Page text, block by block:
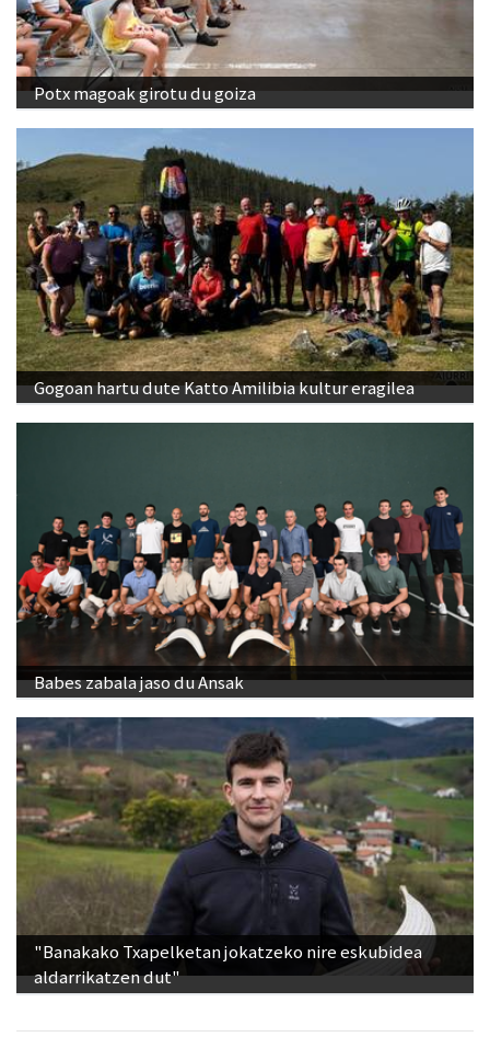
Potx magoak girotu du goiza
Gogoan hartu dute Katto Amilibia kultur eragilea
Babes zabala jaso du Ansak
"Banakako Txapelketan jokatzeko nire eskubidea
aldarrikatzen dut"